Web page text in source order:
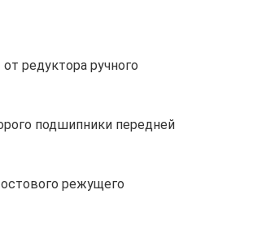
редуктора ручного
подшипники передней
режущего